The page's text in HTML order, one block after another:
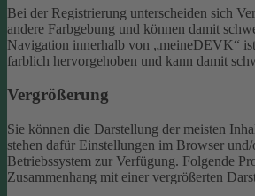
Bei der Registrierung unterscheiden sich
andere Farbgebung und können damit
Navigation innerhalb von „meineDEVK“
farblich hervorgehoben und kann damit
Vergrößerung
Sie können die Darstellung der meisten
stehen dafür Einstellungen im Browser
Betriebssystem zur Verfügung. Folgende
Zusammenhang mit einer vergrößerten